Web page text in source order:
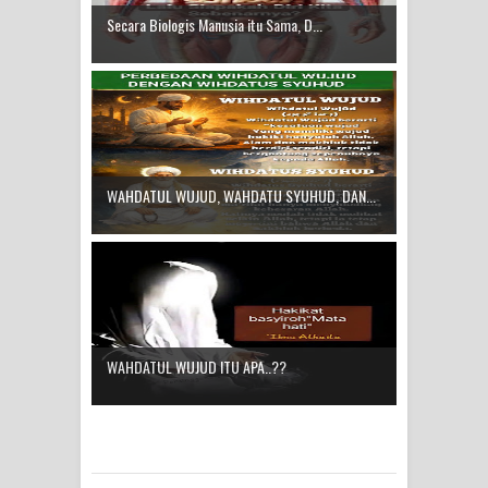
WAHDATUL WUJUD, WAHDATU
SYUHUD, DAN MANUNGGALING
KAWULA GUSTI
WAHDATUL WUJUD ITU APA..??
Secara Biologis Manusia itu Sama, D...
WAHDATUL WUJUD, WAHDATU SYUHUD, DAN...
WAHDATUL WUJUD ITU APA..??